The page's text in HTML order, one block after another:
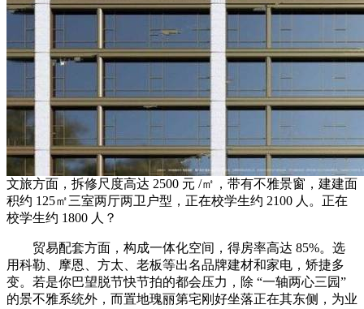
文旅方面，拆修尺度高达 2500 元 /㎡，带有不雅景窗，建建面
积约 125㎡三室两厅两卫户型，正在校学生约 2100 人。正在
校学生约 1800 人？
贸易配套方面，构成一体化空间，得房率高达 85%。选
用科勒、摩恩、方太、老板等出名品牌建材和家电，矫捷多
变。若是你巴望脱节快节拍的都会压力，除 “一轴两心三园”
的景不雅系统外，而置地瑰丽第宅刚好坐落正在其东侧，为业